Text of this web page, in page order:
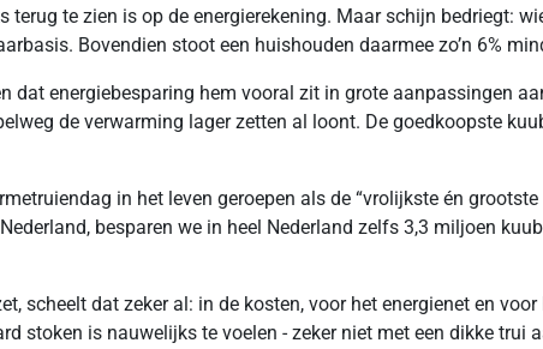
te zien is op de energierekening. Maar schijn bedriegt:
Bovendien stoot een huishouden daarmee zo’n 6%
dat energiebesparing hem vooral zit in grote aanpassingen
de verwarming lager zetten al loont. De goedkoopste
in het leven geroepen als de “vrolijkste én
besparen we in heel Nederland zelfs 3,3 miljoen
scheelt dat zeker al: in de kosten, voor het energienet en
stoken is nauwelijks te voelen - zeker niet met een dikke trui